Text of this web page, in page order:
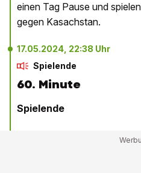
einen Tag Pause und
gegen Kasachstan.
17.05.2024, 22:38 Uhr
Spielende
60. Minute
Spielende